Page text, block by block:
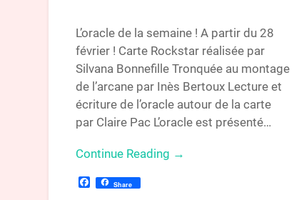
L’oracle de la semaine ! A partir du 28
février ! Carte Rockstar réalisée par
Silvana Bonnefille Tronquée au montage
de l’arcane par Inès Bertoux Lecture et
écriture de l’oracle autour de la carte
par Claire Pac L’oracle est présenté…
Continue Reading →
Facebook
Share